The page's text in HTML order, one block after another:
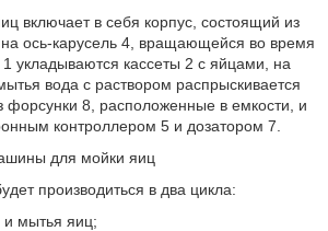
включает в себя корпус, состоящий из
на ось-карусель 4, вращающейся во время
укладываются кассеты 2 с яйцами, на
вода с раствором распрыскивается
форсунки 8, расположенные в емкости, и
контроллером 5 и дозатором 7.
для мойки яиц
производиться в два цикла:
и мытья яиц;